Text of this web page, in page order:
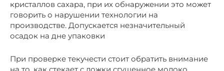
кристаллов сахара, при их обнаружении это может
говорить о нарушении технологии на
производстве. Допускается незначительный
осадок на дне упаковки
При проверке текучести стоит обратить внимание
на то, как стекает с ложки сгущенное молоко.